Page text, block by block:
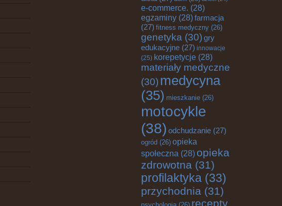
e-commerce. (28)
egzaminy (28)farmacja
(27) fitness medyczny (26)
genetyka (30) gry
edukacyjne (27) innowacje
(25) korepetycje (28)
materiały medyczne
(30) medycyna
(35) mieszkanie (26)
motocykle
(38) odchudzanie (27)
ogród (26) opieka
społeczna (28) opieka
zdrowotna (31)
profilaktyka (33)
przychodnia (31)
recepty